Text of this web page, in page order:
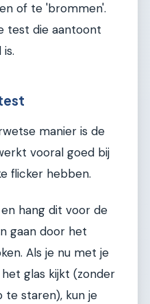
of te 'brommen'.
test die aantoont
manier is de
vooral goed bij
flicker hebben.
hang dit voor de
gaan door het
Als je nu met je
glas kijkt (zonder
staren), kun je